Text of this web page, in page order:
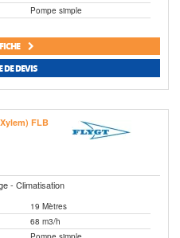
Pompe simple
DEVIS
- Climatisation
19 Mètres
68 m3/h